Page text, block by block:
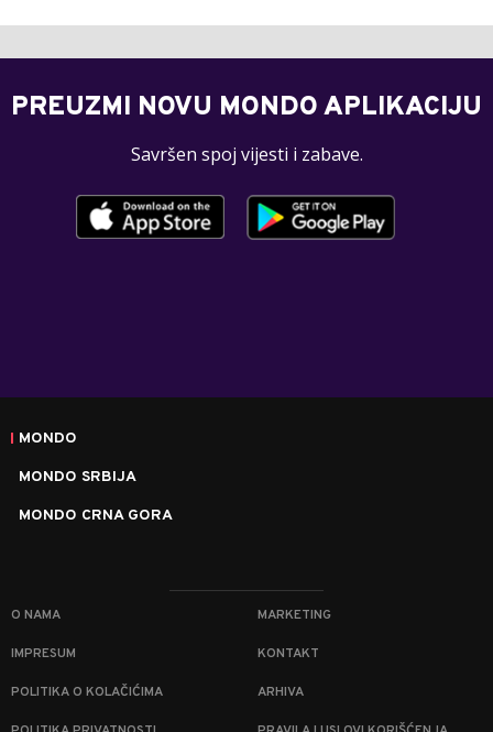
PREUZMI NOVU MONDO APLIKACIJU
Savršen spoj vijesti i zabave.
MONDO
MONDO SRBIJA
MONDO CRNA GORA
O NAMA MARKETING
IMPRESUM KONTAKT
POLITIKA O KOLAČIĆIMA ARHIVA